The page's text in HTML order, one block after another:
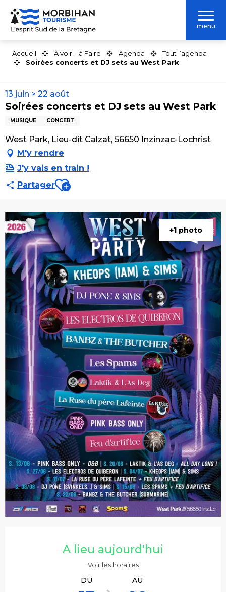
Aller
contenu
menu
Accueil À voir – à Faire Agenda
Tout l’agenda
Soirées concerts et DJ sets au West Park
13 juin > 22 août
Soirées concerts et DJ sets au West Park
MUSIQUE CONCERT
West Park, Lieu-dit Calzat, 56650 Inzinzac-Lochrist
M'y rendre
J'y vais en train !
PartagerAjouter aux favoris
+1 photo
A lieu aujourd'hui
Voir les horaires
DU AU